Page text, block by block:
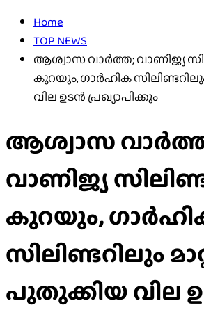
Home
TOP NEWS
ആശ്വാസ വാര്‍ത്ത; വാണിജ്യ
കുറയും, ഗാർഹിക
വില ഉടൻ പ്രഖ്യാപിക്കും
ആശ്വാസ
വാണിജ്യ
കുറയും,
സിലിണ്ടറിലും
പുതുക്കിയ വില